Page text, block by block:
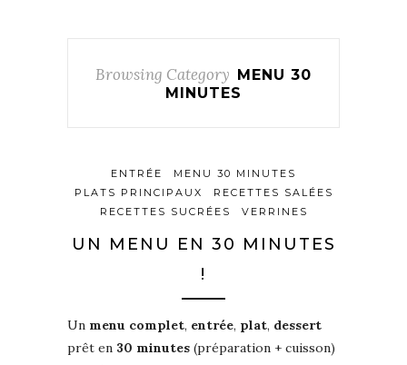
Browsing Category
MENU 30
MINUTES
ENTRÉE
MENU 30 MINUTES
PLATS PRINCIPAUX
RECETTES SALÉES
RECETTES SUCRÉES
VERRINES
UN MENU EN 30 MINUTES
!
Un menu complet, entrée, plat, dessert
prêt en 30 minutes (préparation + cuisson)